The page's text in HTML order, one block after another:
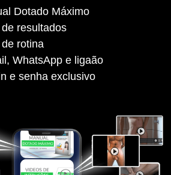
Dotado Máximo
resultados
rotina
WhatsApp e ligaão
e senha exclusivo